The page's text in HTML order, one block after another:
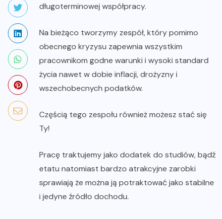
długoterminowej współpracy.
Na bieżąco tworzymy zespół, który pomimo
obecnego kryzysu zapewnia wszystkim
pracownikom godne warunki i wysoki standard
życia nawet w dobie inflacji, drożyzny i
wszechobecnych podatków.
Częścią tego zespołu również możesz stać się
Ty!
Pracę traktujemy jako dodatek do studiów, bądź
etatu natomiast bardzo atrakcyjne zarobki
sprawiają że można ją potraktować jako stabilne
i jedyne źródło dochodu.